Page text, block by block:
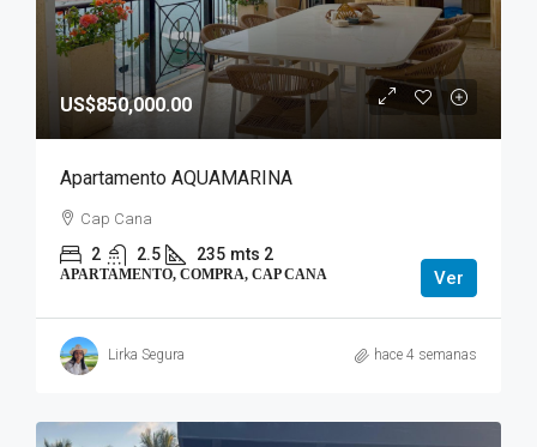
US$850,000.00
Apartamento AQUAMARINA
Cap Cana
2 2.5 235 mts 2
APARTAMENTO, COMPRA, CAP CANA Ver
Lirka Segura hace 4 semanas